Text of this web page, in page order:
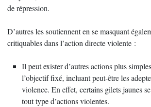
de répression.
D’autres les soutiennent en se masquant
critiquables dans l’action directe violente :
Il peut exister d’autres actions plus
l’objectif fixé, incluant peut-être les
violence. En effet, certains gilets jaunes
tout type d’actions violentes.